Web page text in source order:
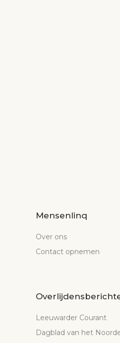
Mensenlinq
Over ons
Contact opnemen
Leeuwarder Courant
Dagblad van het